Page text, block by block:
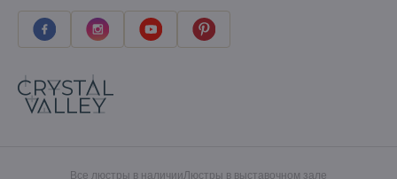
Все люстры в наличииЛюстры в выставочном зале